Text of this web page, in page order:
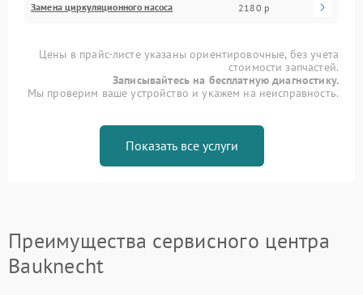
Замена циркуляционного насоса 2180 р
Цены в прайс-листе указаны ориентировочные, без учета
стоимости запчастей.
Записывайтесь на бесплатную диагностику.
Мы проверим ваше устройство и укажем на неисправность.
Показать все услуги
Преимущества сервисного центра
Bauknecht